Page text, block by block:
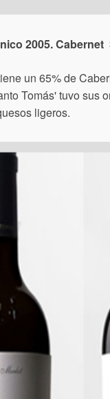
2005.
un 65% de
Tomás' tuvo sus
ligeros.